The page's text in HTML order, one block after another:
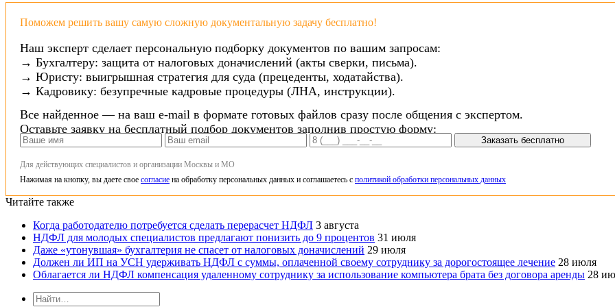
Поможем решить вашу самую сложную документальную задачу бесплатно!
Наш эксперт сделает персональную подборку документов по вашим запросам:
→ Бухгалтеру: защита от налоговых доначислений (акты сверки, письма).
→ Юристу: выигрышная стратегия для суда (прецеденты, ходатайства).
→ Кадровику: безупречные кадровые процедуры (ЛНА, инструкции).
Все найденное — на ваш e-mail в формате готовых файлов сразу после общения с экспертом.
Оставьте заявку на бесплатный подбор документов заполнив простую форму:
Заказать бесплатно
Для действующих специалистов и организации Москвы и МО
Нажимая на кнопку, вы даете свое согласие на обработку персональных данных и соглашаетесь с политикой обработки персональных данных
Читайте также
Когда работодателю потребуется сделать перерасчет НДФЛ 3 августа
НДФЛ для молодых специалистов предлагают понизить до 9 процентов 31 июля
Даже «утонувшая» бухгалтерия не спасет от налоговых доначислений 29 июля
Должен ли ИП на УСН удерживать НДФЛ с суммы, оплаченной своему сотруднику за дорогостоящее лечение 28 июля
Облагается ли НДФЛ компенсация удаленному сотруднику за использование компьютера брата без договора аренды 28